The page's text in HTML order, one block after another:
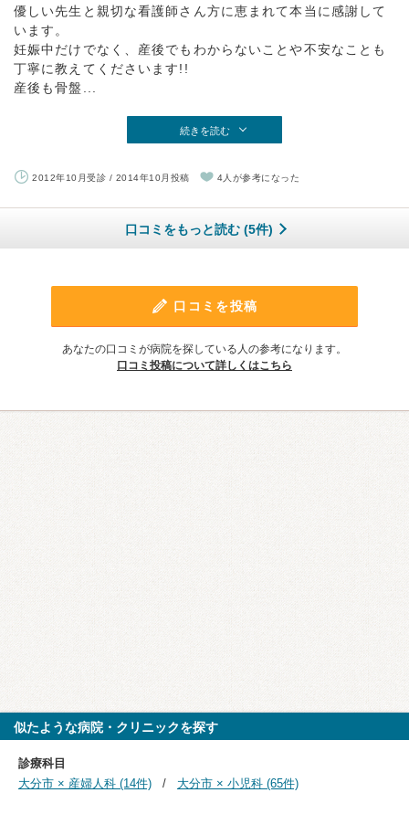
優しい先生と親切な看護師さん方に恵まれて本当に感謝して
います。
妊娠中だけでなく、産後でもわからないことや不安なことも
丁寧に教えてくださいます!!
産後も骨盤...
続きを読む
2012年10月受診 / 2014年10月投稿 4人が参考になった
口コミをもっと読む (5件)
口コミを投稿
あなたの口コミが病院を探している人の参考になります。
口コミ投稿について詳しくはこちら
似たような病院・クリニックを探す
診療科目
大分市 × 産婦人科 (14件)
大分市 × 小児科 (65件)